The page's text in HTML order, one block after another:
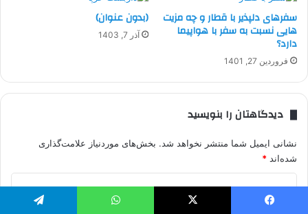
سفرهای دلپذیر با قطار و چه مزیت
هایی نسبت به سفر با هواپیما
دارد؟
فروردین 27, 1401
(بدون عنوان)
آذر 7, 1403
دیدگاهتان را بنویسید
نشانی ایمیل شما منتشر نخواهد شد. بخش‌های موردنیاز علامت‌گذاری
شده‌اند *